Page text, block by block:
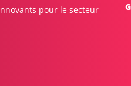
pour le secteur